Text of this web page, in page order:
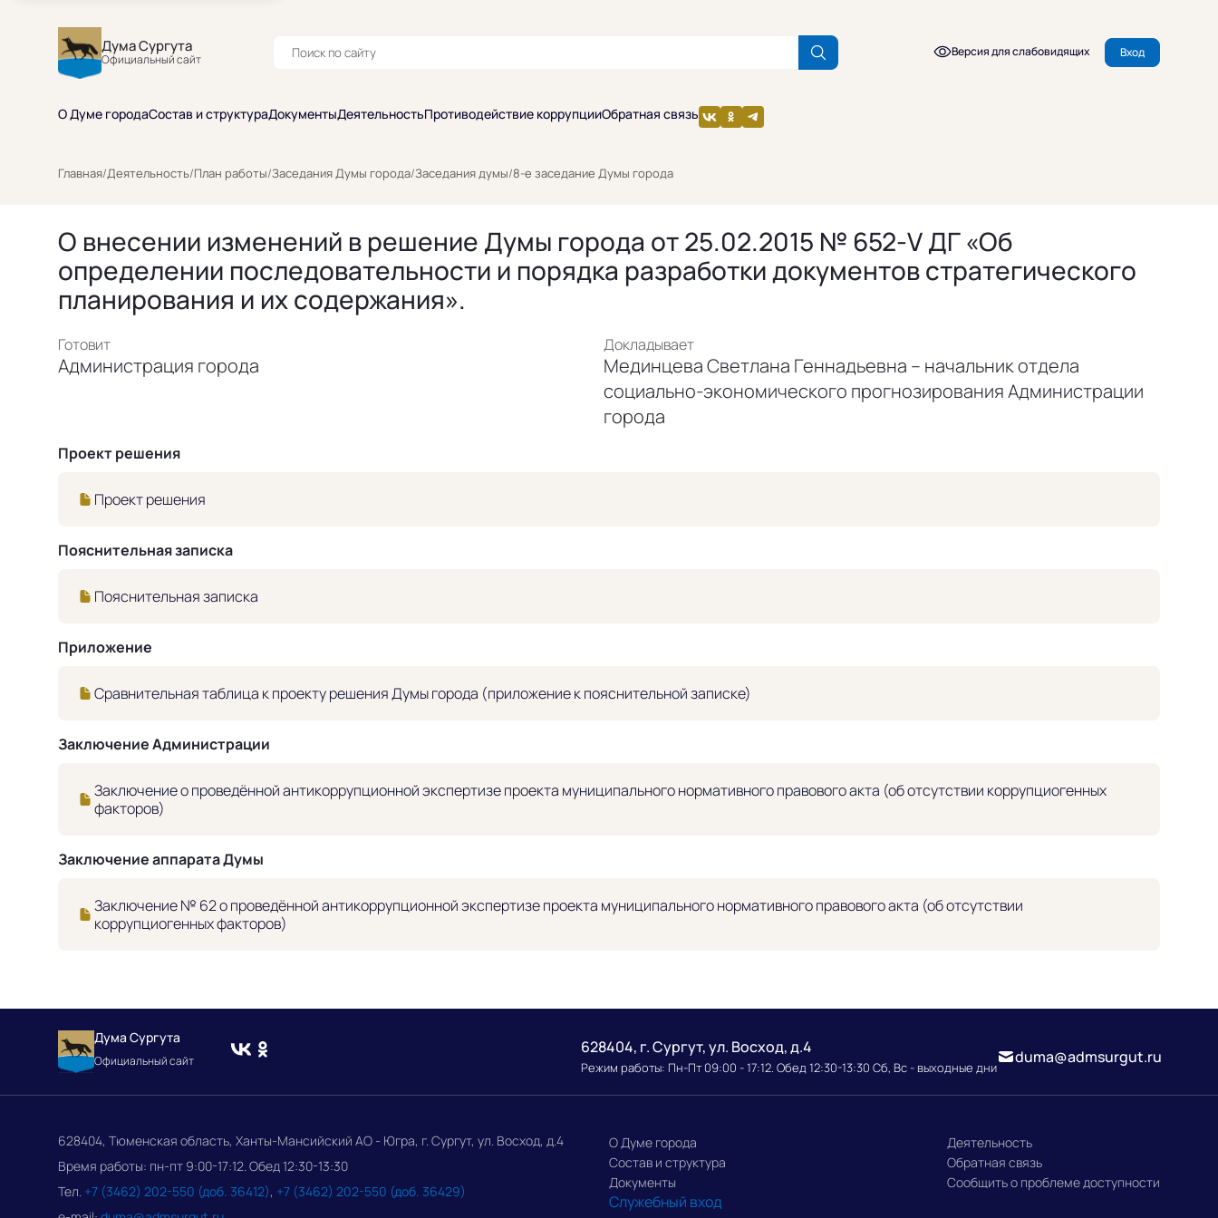
Дума Сургута
Официальный сайт
Версия для слабовидящих Вход
О Думе городаСостав и структураДокументыДеятельностьПротиводействие коррупцииОбратная связь
Главная/Деятельность/План работы/Заседания Думы города/Заседания думы/8-е заседание Думы города
О внесении изменений в решение Думы города от 25.02.2015 № 652-V ДГ «Об
определении последовательности и порядка разработки документов стратегического
планирования и их содержания».
Готовит
Администрация города
Докладывает
Мединцева Светлана Геннадьевна – начальник отдела
социально-экономического прогнозирования Администрации
города
Проект решения
Проект решения
Пояснительная записка
Пояснительная записка
Приложение
Сравнительная таблица к проекту решения Думы города (приложение к пояснительной записке)
Заключение Администрации
Заключение о проведённой антикоррупционной экспертизе проекта муниципального нормативного правового акта (об отсутствии коррупциогенных
факторов)
Заключение аппарата Думы
Заключение № 62 о проведённой антикоррупционной экспертизе проекта муниципального нормативного правового акта (об отсутствии
коррупциогенных факторов)
Дума Сургута
Официальный сайт
628404, г. Сургут, ул. Восход, д.4
Режим работы: Пн-Пт 09:00 - 17:12. Обед 12:30-13:30 Сб, Вс - выходные дни
duma@admsurgut.ru
628404, Тюменская область, Ханты-Мансийский АО - Югра, г. Сургут, ул. Восход, д.4
Время работы: пн-пт 9:00-17:12. Обед 12:30-13:30
Тел. +7 (3462) 202-550 (доб. 36412), +7 (3462) 202-550 (доб. 36429)
О Думе города
Состав и структура
Документы
Деятельность
Обратная связь
Сообщить о проблеме доступности
Служебный вход